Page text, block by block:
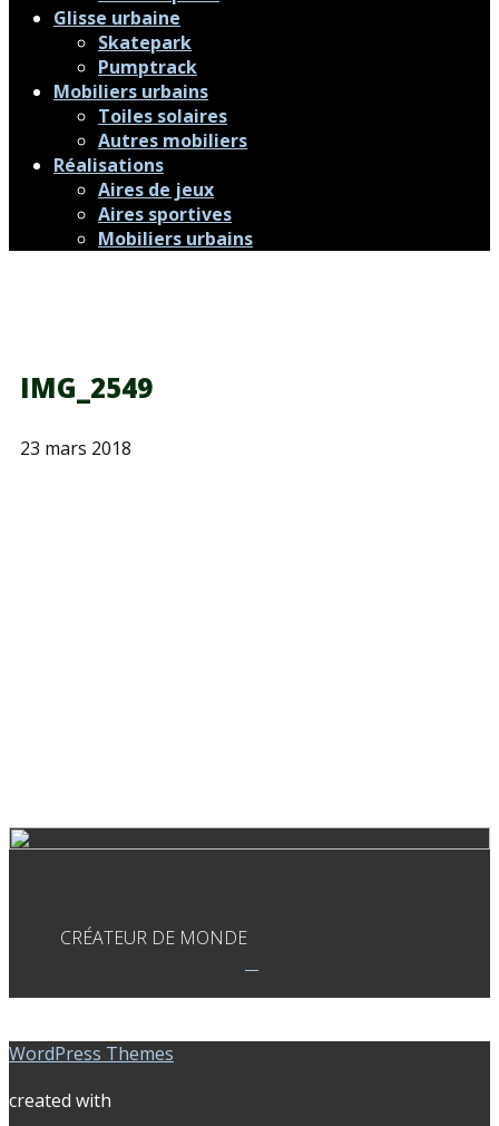
Glisse urbaine
Skatepark
Pumptrack
Mobiliers urbains
Toiles solaires
Autres mobiliers
Réalisations
Aires de jeux
Aires sportives
Mobiliers urbains
IMG_2549
23 mars 2018
CRÉATEUR DE MONDE
WordPress Themes
created with